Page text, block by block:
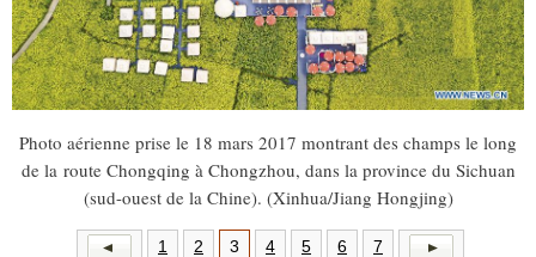
DOSSIERS PHOTOS
VIDÉOS
Photo aérienne prise le 18 mars 2017 montrant des champs le long
de la route Chongqing à Chongzhou, dans la province du Sichuan
(sud-ouest de la Chine). (Xinhua/Jiang Hongjing)
1 2 3 4 5 6 7